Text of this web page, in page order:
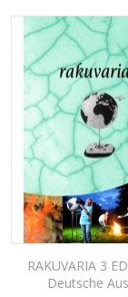
RAKUVARIA 3
Deutsche